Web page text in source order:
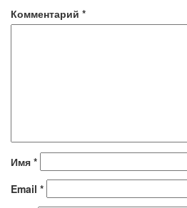
Комментарий *
Имя *
Email *